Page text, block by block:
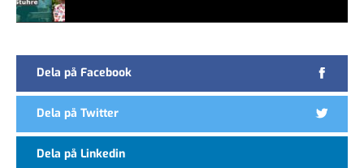
Dela på Facebook
Dela på Twitter
Dela på Linkedin